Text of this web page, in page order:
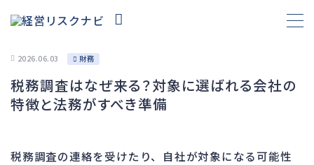
財務 657
資金繰り 192
資産売却 189
2026.06.03 財務
税務調査はなぜ来る？対象に選ばれる会社の
特徴と法務がすべき準備
税務調査の連絡を受けたり、自社が対象になる可能性